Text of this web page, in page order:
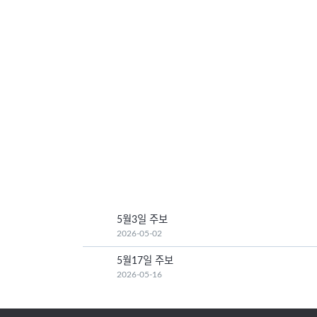
5월3일 주보
2026-05-02
5월17일 주보
2026-05-16